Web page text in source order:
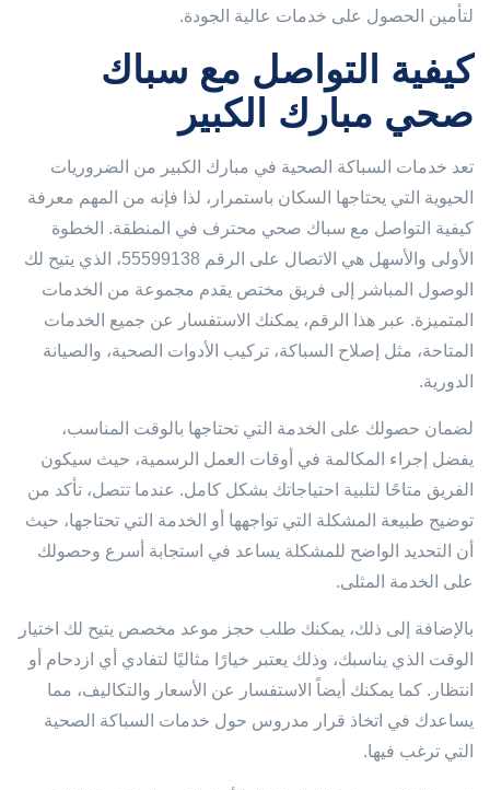
لتأمين الحصول على خدمات عالية الجودة.
كيفية التواصل مع سباك
صحي مبارك الكبير
تعد خدمات السباكة الصحية في مبارك الكبير من الضروريات
الحيوية التي يحتاجها السكان باستمرار، لذا فإنه من المهم معرفة
كيفية التواصل مع سباك صحي محترف في المنطقة. الخطوة
الأولى والأسهل هي الاتصال على الرقم 55599138، الذي يتيح لك
الوصول المباشر إلى فريق مختص يقدم مجموعة من الخدمات
المتميزة. عبر هذا الرقم، يمكنك الاستفسار عن جميع الخدمات
المتاحة، مثل إصلاح السباكة، تركيب الأدوات الصحية، والصيانة
الدورية.
لضمان حصولك على الخدمة التي تحتاجها بالوقت المناسب،
يفضل إجراء المكالمة في أوقات العمل الرسمية، حيث سيكون
الفريق متاحًا لتلبية احتياجاتك بشكل كامل. عندما تتصل، تأكد من
توضيح طبيعة المشكلة التي تواجهها أو الخدمة التي تحتاجها، حيث
أن التحديد الواضح للمشكلة يساعد في استجابة أسرع وحصولك
على الخدمة المثلى.
بالإضافة إلى ذلك، يمكنك طلب حجز موعد مخصص يتيح لك اختيار
الوقت الذي يناسبك، وذلك يعتبر خيارًا مثاليًا لتفادي أي ازدحام أو
انتظار. كما يمكنك أيضاً الاستفسار عن الأسعار والتكاليف، مما
يساعدك في اتخاذ قرار مدروس حول خدمات السباكة الصحية
التي ترغب فيها.